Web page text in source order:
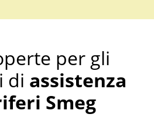
per gli
di assistenza
Smeg